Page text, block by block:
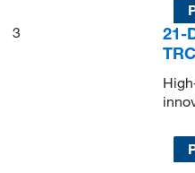
3
21-
TRC